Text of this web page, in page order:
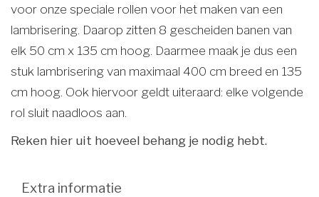
voor onze speciale rollen voor het maken van een
lambrisering. Daarop zitten 8 gescheiden banen van
elk 50 cm x 135 cm hoog. Daarmee maak je dus een
stuk lambrisering van maximaal 400 cm breed en 135
cm hoog. Ook hiervoor geldt uiteraard: elke volgende
rol sluit naadloos aan.
Reken hier uit hoeveel behang je nodig hebt.
Extra informatie